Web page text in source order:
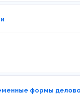
формы